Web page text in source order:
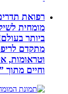
רפואת תדרים
מומחית לשילוב
מתקדם לריפוי
וטראומות, איזון
וחיים מתוך